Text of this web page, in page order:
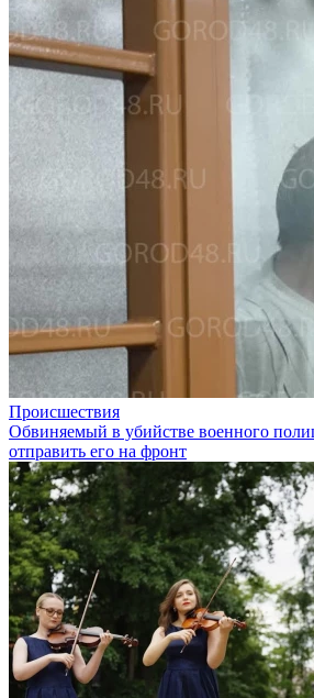
Происшествия
Обвиняемый в убийстве военного
отправить его на фронт